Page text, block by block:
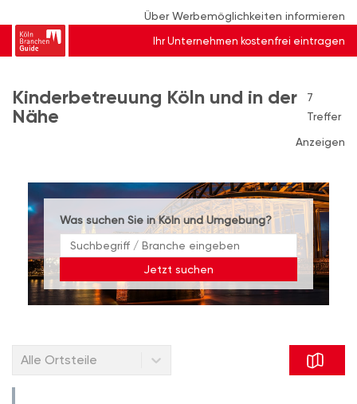
Über Werbemöglichkeiten informieren
Ihr Unternehmen kostenfrei eintragen
Kinderbetreuung Köln und in der
Nähe
7
Treffer
Anzeigen
Was suchen Sie in Köln und Umgebung?
Jetzt suchen
Alle Ortsteile